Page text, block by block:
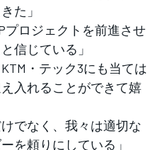
た」
プロジェクトを前進させ
信じている」
・テック3にも当ては
入れることができて嬉
でなく、我々は適切な
を頼りにしている」